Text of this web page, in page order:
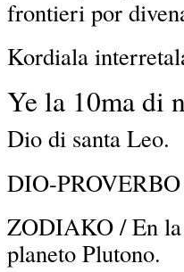
frontieri por
Kordiala
Ye la 10ma di
Dio di santa Leo.
DIO-
ZODIAKO / En la
planeto Plutono.